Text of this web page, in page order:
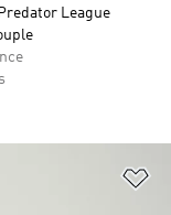
League